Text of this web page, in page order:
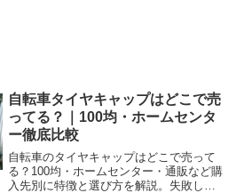
自転車タイヤキャップはどこで売
ってる？｜100均・ホームセンタ
ー徹底比較
自転車のタイヤキャップはどこで売って
る？100均・ホームセンター・通販など購
入先別に特徴と選び方を解説。失敗しな